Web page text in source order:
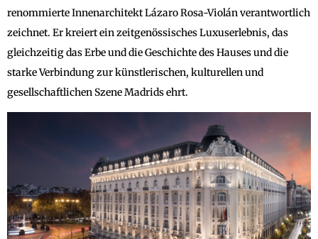
renommierte Innenarchitekt Lázaro Rosa-Violán verantwortlich
zeichnet. Er kreiert ein zeitgenössisches Luxuserlebnis, das
gleichzeitig das Erbe und die Geschichte des Hauses und die
starke Verbindung zur künstlerischen, kulturellen und
gesellschaftlichen Szene Madrids ehrt.